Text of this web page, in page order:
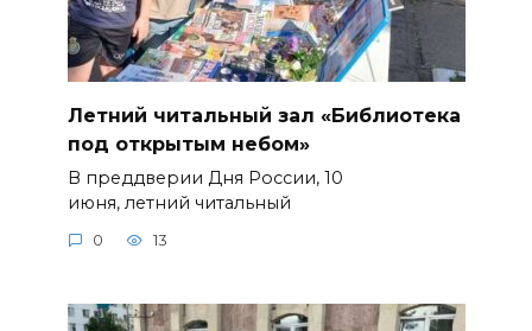
Летний читальный зал «Библиотека
под открытым небом»
В преддверии Дня России, 10
июня, летний читальный
0 13